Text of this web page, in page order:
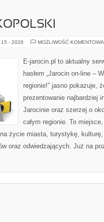
15 - 2026 MOŻLIWOŚĆ
E-jarocin.pl to aktualny
hasłem „Jarocin on-line –
regionie!” jasno pokazuje,
prezentowanie najbardziej
Jarocinie oraz szerzej o
całym regionie. To
życie miasta, turystykę,
oraz odwiedzających. Już na